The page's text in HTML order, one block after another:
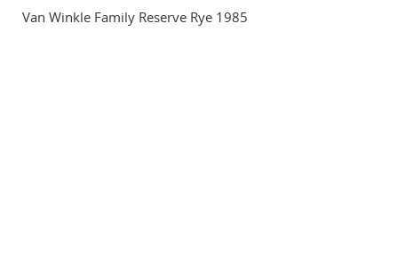
Van Winkle Family Reserve Rye 1985